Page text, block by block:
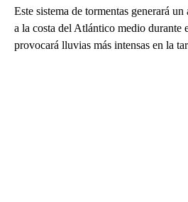
Este sistema de tormentas generará
a la costa del Atlántico medio durante
provocará lluvias más intensas en la